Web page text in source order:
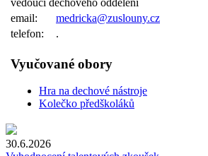
email:
medricka@zuslouny.cz
telefon:
.
Vyučované obory
Hra na dechové nástroje
Kolečko předškoláků
30.6.2026